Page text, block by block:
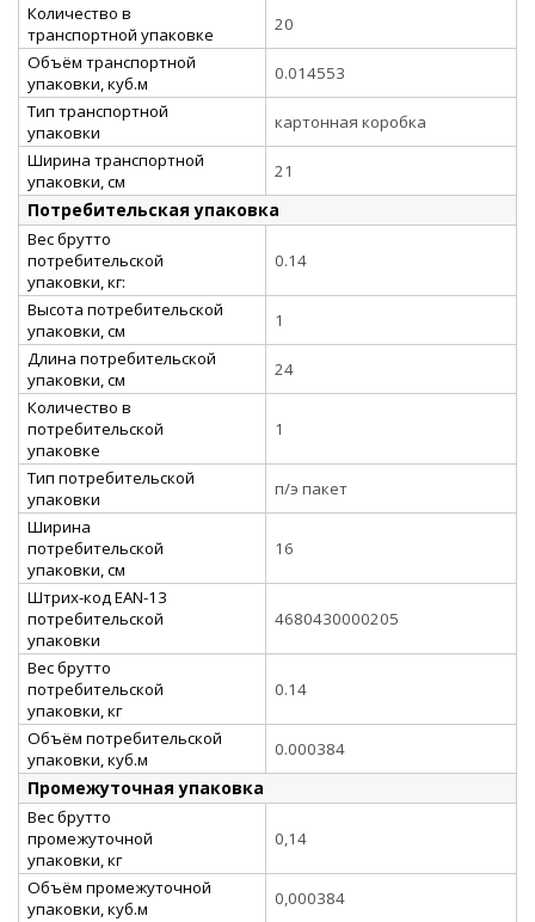
Количество в
транспортной упаковке
20
Объём транспортной
упаковки, куб.м
0.014553
Тип транспортной
упаковки
картонная коробка
Ширина транспортной
упаковки, см
21
Потребительская упаковка
Вес брутто
потребительской
упаковки, кг:
0.14
Высота потребительской
упаковки, см
1
Длина потребительской
упаковки, см
24
Количество в
потребительской
упаковке
1
Тип потребительской
упаковки
п/э пакет
Ширина
потребительской
упаковки, см
16
Штрих-код EAN-13
потребительской
упаковки
4680430000205
Вес брутто
потребительской
упаковки, кг
0.14
Объём потребительской
упаковки, куб.м
0.000384
Промежуточная упаковка
Вес брутто
промежуточной
упаковки, кг
0,14
Объём промежуточной
упаковки, куб.м
0,000384